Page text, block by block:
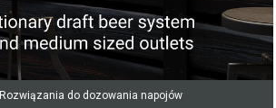
Rozwiązania do dozowania napojów